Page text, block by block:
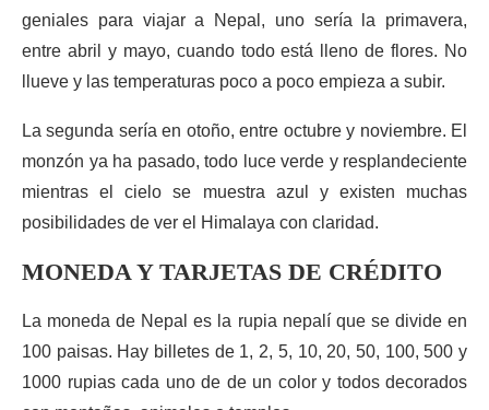
geniales para viajar a Nepal, uno sería la primavera,
entre abril y mayo, cuando todo está lleno de flores. No
llueve y las temperaturas poco a poco empieza a subir.
La segunda sería en otoño, entre octubre y noviembre. El
monzón ya ha pasado, todo luce verde y resplandeciente
mientras el cielo se muestra azul y existen muchas
posibilidades de ver el Himalaya con claridad.
MONEDA Y TARJETAS DE CRÉDITO
La moneda de Nepal es la rupia nepalí que se divide en
100 paisas. Hay billetes de 1, 2, 5, 10, 20, 50, 100, 500 y
1000 rupias cada uno de de un color y todos decorados